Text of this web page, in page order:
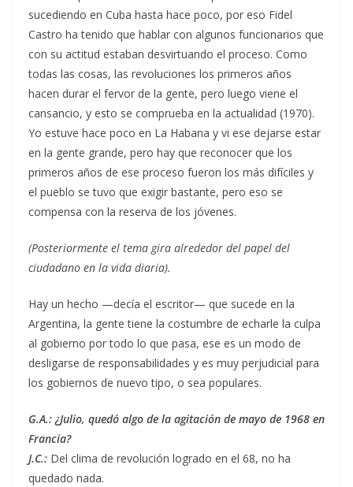
sucediendo en Cuba hasta hace poco, por eso Fidel
Castro ha tenido que hablar con algunos funcionarios que
con su actitud estaban desvirtuando el proceso. Como
todas las cosas, las revoluciones los primeros años
hacen durar el fervor de la gente, pero luego viene el
cansancio, y esto se comprueba en la actualidad (1970).
Yo estuve hace poco en La Habana y vi ese dejarse estar
en la gente grande, pero hay que reconocer que los
primeros años de ese proceso fueron los más difíciles y
el pueblo se tuvo que exigir bastante, pero eso se
compensa con la reserva de los jóvenes.
(Posteriormente el tema gira alrededor del papel del
ciudadano en la vida diaria).
Hay un hecho —decía el escritor— que sucede en la
Argentina, la gente tiene la costumbre de echarle la culpa
al gobierno por todo lo que pasa, ese es un modo de
desligarse de responsabilidades y es muy perjudicial para
los gobiernos de nuevo tipo, o sea populares.
G.A.: ¿Julio, quedó algo de la agitación de mayo de 1968 en
Francia?
J.C.: Del clima de revolución logrado en el 68, no ha
quedado nada.